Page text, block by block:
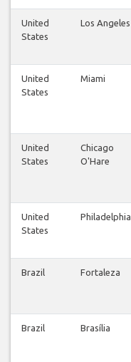
United
States
Los Angeles
United
States
Miami
United
States
Chicago
O'Hare
United
States
Philadelphia
Brazil Fortaleza
Brazil Brasília